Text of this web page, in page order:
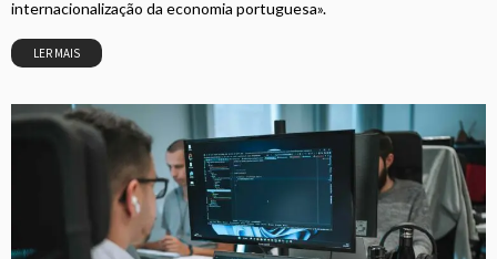
internacionalização da economia portuguesa».
LER MAIS